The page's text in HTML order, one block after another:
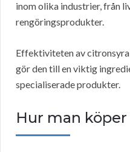
inom olika industrier, från
rengöringsprodukter.
Effektiviteten av
gör den till en viktig
specialiserade produkter.
Hur man